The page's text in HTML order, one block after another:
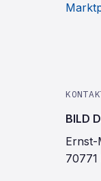
BILD
Ernst-